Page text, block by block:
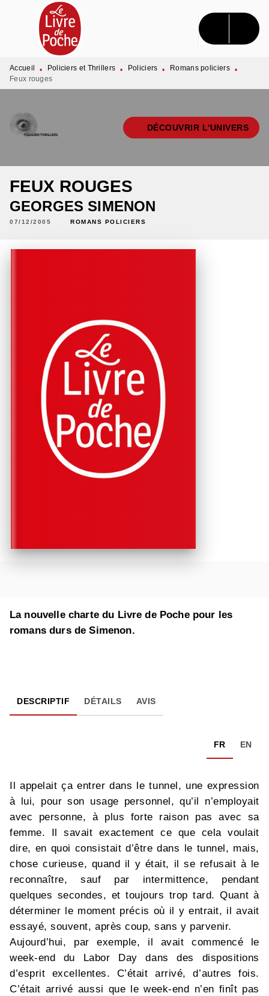
MENU RECHERCHE CONTENU
PIED DE PAGE
Accueil • Policiers et Thrillers • Policiers • Romans policiers •
Feux rouges
DÉCOUVRIR L'UNIVERS
FEUX ROUGES
GEORGES SIMENON
07/12/2005 ROMANS POLICIERS
La nouvelle charte du Livre de Poche pour les
romans durs de Simenon.
DESCRIPTIF DÉTAILS AVIS
FR EN
Il appelait ça entrer dans le tunnel, une expression
à lui, pour son usage personnel, qu’il n’employait
avec personne, à plus forte raison pas avec sa
femme. Il savait exactement ce que cela voulait
dire, en quoi consistait d’être dans le tunnel, mais,
chose curieuse, quand il y était, il se refusait à le
reconnaître, sauf par intermittence, pendant
quelques secondes, et toujours trop tard. Quant à
déterminer le moment précis où il y entrait, il avait
essayé, souvent, après coup, sans y parvenir.
Aujourd’hui, par exemple, il avait commencé le
week-end du Labor Day dans des dispositions
d’esprit excellentes. C’était arrivé, d’autres fois.
C’était arrivé aussi que le week-end n’en finît pas